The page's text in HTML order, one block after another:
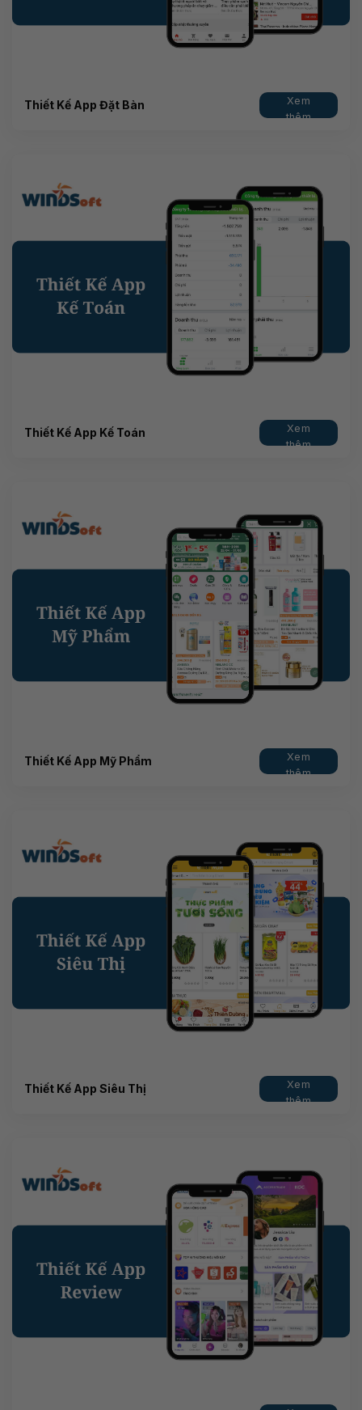
Thiết Kế App Đặt Bàn
Xem
thêm
Thiết Kế App Kế Toán
Xem
thêm
Thiết Kế App Mỹ Phẩm
Xem
thêm
Thiết Kế App Siêu Thị
Xem
thêm